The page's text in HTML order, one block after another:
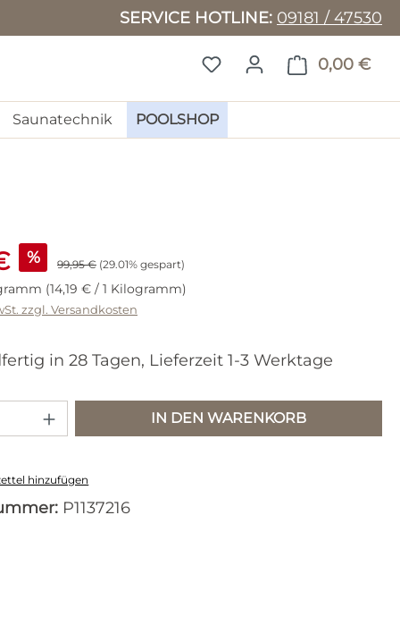
SERVICE HOTLINE: 09181 / 47530
DU HAST 0 PRODUKTE
0,00 €
Saunatechnik POOLSHOP
% Regulärer Preis:
99,95 € (29.01% gespart)
(14,19 € / 1 Kilogramm)
zzgl. Versandkosten
in 28 Tagen, Lieferzeit 1-3 Werktage
Anzahl: Gib den gewünschten
IN DEN WARENKORB
hinzufügen
P1137216